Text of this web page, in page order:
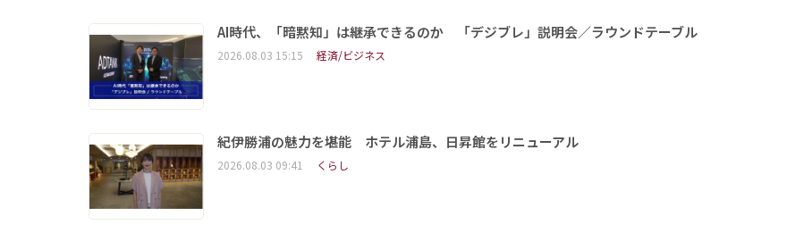
AI時代、「暗黙知」は継承できるのか 「デジブレ」説明会／ラウンドテーブル
2026.08.03 15:15 経済/ビジネス
紀伊勝浦の魅力を堪能 ホテル浦島、日昇館をリニューアル
2026.08.03 09:41 くらし